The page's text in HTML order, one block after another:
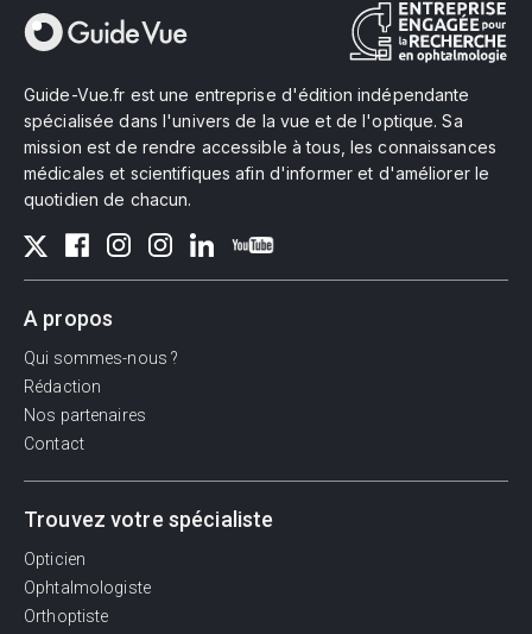
Guide-Vue.fr est une entreprise d'édition indépendante
spécialisée dans l'univers de la vue et de l'optique. Sa
mission est de rendre accessible à tous, les connaissances
médicales et scientifiques afin d'informer et d'améliorer le
quotidien de chacun.
A propos
Qui sommes-nous ?
Rédaction
Nos partenaires
Contact
Trouvez votre spécialiste
Opticien
Ophtalmologiste
Orthoptiste